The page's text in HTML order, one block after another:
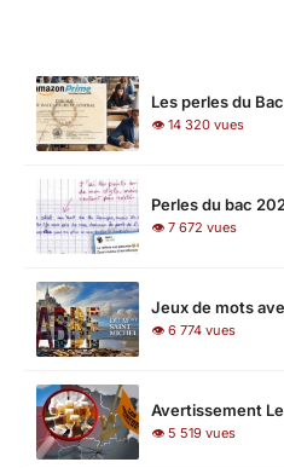
Les perles du
👁 14 320 vues
Perles du bac
👁 7 672 vues
Jeux de mots
👁 6 774 vues
Avertissement
👁 5 519 vues